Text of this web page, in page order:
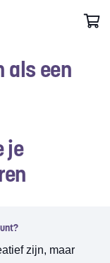
als een
je
zijn, maar